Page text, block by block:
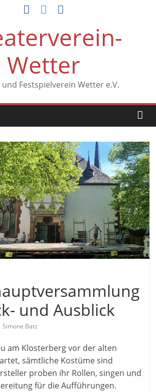
Wetter
Festspielverein Wetter e.V.
und Ausblick
Simone Batz
am Klosterberg vor der alten
sämtliche Kostüme sind
proben ihr Rollen, singen und
für die Aufführungen.